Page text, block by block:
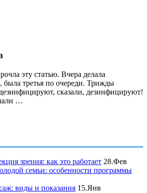
эту статью. Вчера делала
была третья по очереди. Трижды
сказали, дезинфицируют!
…
зрения: как это работает 28.Фев
семьи: особенности программы
виды и показания 15.Янв